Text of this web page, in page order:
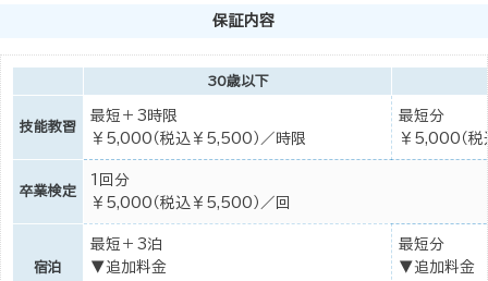
保証内容
30歳以下
技能教習
最短＋3時限
￥5,000（税込￥5,500）／時限
最短分
￥5,000（
卒業検定
1回分
￥5,000（税込￥5,500）／回
宿泊
最短＋3泊
▼追加料金
最短分
▼追加料金